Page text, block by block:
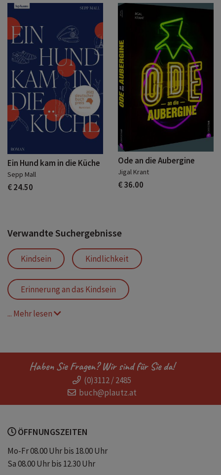
Ein Hund kam in die Küche
Sepp Mall
€ 24.50
Ode an die Aubergine
Jigal Krant
€ 36.00
Verwandte Suchergebnisse
Kindsein Kindlichkeit
Erinnerung an das Kindsein
Welt neu entdecken
... Mehr lesen
Haben Sie Fragen? Wir sind für Sie da!
(0)3112 / 2485
buch@plautz.at
ÖFFNUNGSZEITEN
Mo-Fr 08.00 Uhr bis 18.00 Uhr
Sa 08.00 Uhr bis 12.30 Uhr